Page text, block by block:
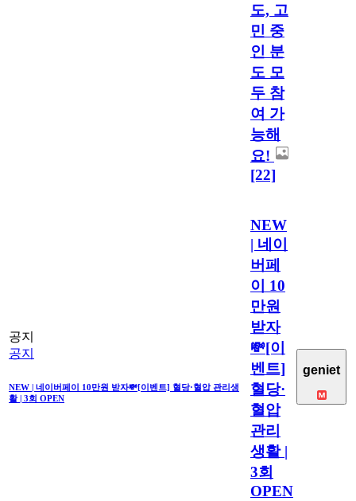
도, 고
민 중
인 분
도 모
두 참
여 가
능해
요!
[22]
공지
공지
NEW | 네이버페이 10만원 받자💸[이벤트] 혈당·혈압 관리생
활 | 3회 OPEN
NEW
| 네이
버페
이 10
만원
받자
💸[이
벤트]
혈당·
혈압
관리
생활 |
3회
OPEN
geniet